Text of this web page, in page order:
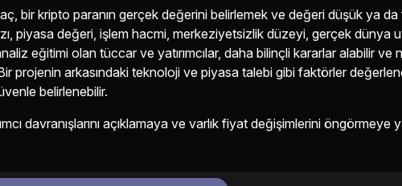
bir kripto paranın gerçek değerini belirlemek ve değeri düşük ya da
piyasa değeri, işlem hacmi, merkeziyetsizlik düzeyi, gerçek dünya
eğitimi olan tüccar ve yatırımcılar, daha bilinçli kararlar alabilir ve
projenin arkasındaki teknoloji ve piyasa talebi gibi faktörler
belirlenebilir.
davranışlarını açıklamaya ve varlık fiyat değişimlerini öngörmeye